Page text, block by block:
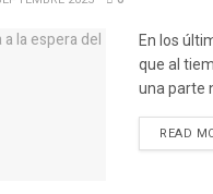
En los
que al
una parte
READ